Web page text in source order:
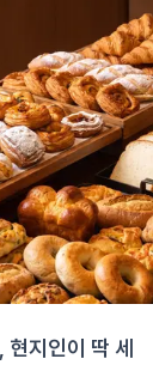
지인이 딱 세